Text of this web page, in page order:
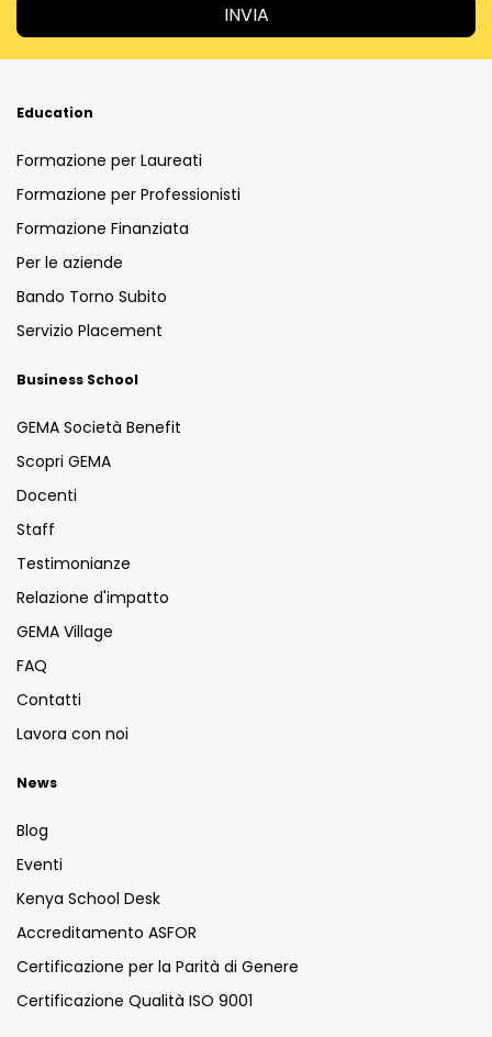
Education
Formazione per Laureati
Formazione per Professionisti
Formazione Finanziata
Per le aziende
Bando Torno Subito
Servizio Placement
Business School
GEMA Società Benefit
Scopri GEMA
Docenti
Staff
Testimonianze
Relazione d'impatto
GEMA Village
FAQ
Contatti
Lavora con noi
News
Blog
Eventi
Kenya School Desk
Accreditamento ASFOR
Certificazione per la Parità di Genere
Certificazione Qualità ISO 9001